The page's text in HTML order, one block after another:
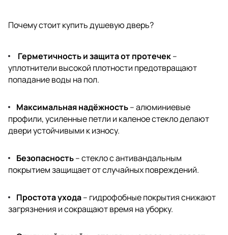
Почему стоит купить душевую дверь?
Герметичность и защита от протечек–
уплотнители высокой плотности предотвращают
попадание воды на пол.
Максимальная надёжность– алюминиевые
профили, усиленные петли и каленое стекло делают
двери устойчивыми к износу.
Безопасность– стекло с антивандальным
покрытием защищает от случайных повреждений.
Простота ухода– гидрофобные покрытия снижают
загрязнения и сокращают время на уборку.